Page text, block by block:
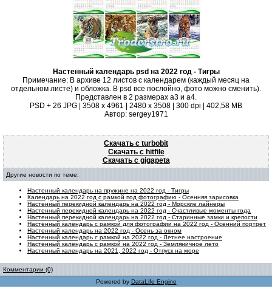
Настенный календарь psd на 2022 год - Тигры
Примечание: В архиве 12 листов с календарем (каждый месяц на
отдельном листе) и обложка. В psd все послойно, фото можно сменить).
Представлен в 2 размерах а3 и а4.
PSD + 26 JPG | 3508 x 4961 | 2480 x 3508 | 300 dpi | 402,58 MB
Автор: sergey1971
Скачать с turbobit
Скачать с hitfile
Скачать с gigapeta
Другие новости по теме:
Настенный календарь на пружине на 2022 год - Тигры
Календарь на 2022 год с рамкой под фотографию - Осенняя зарисовка
Настенный перекидной календарь на 2022 год - Морские лайнеры
Настенный перекидной календарь на 2022 год - Счастливые моменты года
Настенный перекидной календарь на 2022 год - Старинные замки и крепости
Настенный календарь с рамкой для фотографии на 2022 год - Осенний портрет
Настенный календарь на 2022 год - Осень за окном
Настенный календарь с рамкой на 2022 год - Летнее настроение
Настенный календарь с рамкой на 2022 год - Земляничное лето
Настенный календарь на 2021, 2022 год - Отпуск на море
Комментарии (0)
Powered by DataLife Engine